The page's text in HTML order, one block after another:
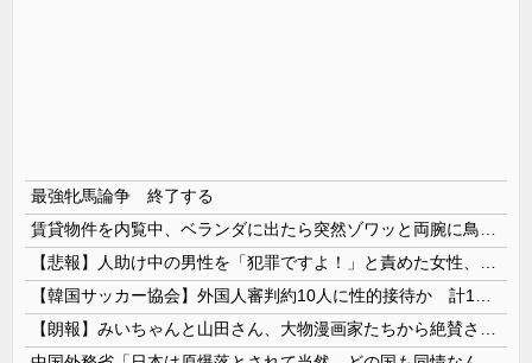
最強牝馬論争 終了する